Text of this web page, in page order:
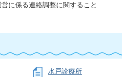
に係る連絡調整に関すること
水戸診療所